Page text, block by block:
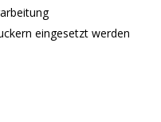
eingesetzt werden